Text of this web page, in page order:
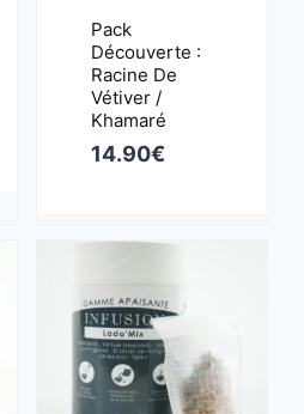
Pack
Découverte :
Racine De
Vétiver /
Khamaré
14.90€